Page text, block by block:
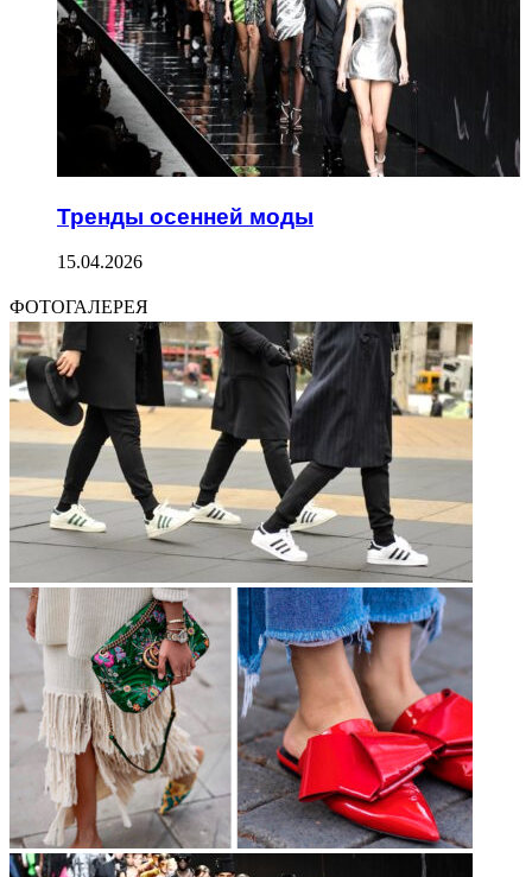
Тренды осенней моды
15.04.2026
ФОТОГАЛЕРЕЯ